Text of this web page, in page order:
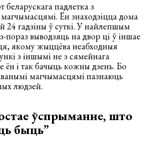
беларускага падлетка з
Ён знаходзіцца дома
24 гадзіны ў суткі. У найлепшым
пораз выводзяць на двор ці ў іншае
якому жыццёва неабходныя
з іншымі не з сямейнага
ён і так бачыць кожны дзень. Бо
магчымасцямі пазнаюць
людзей.
ўспрыманне, што
быць”